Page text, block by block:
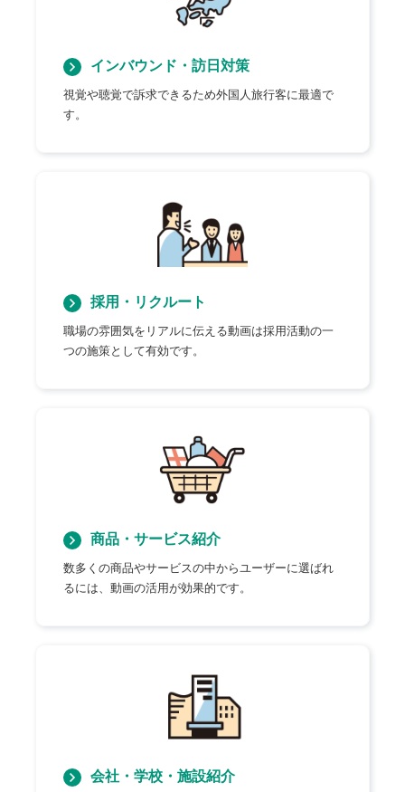
インバウンド・訪日対策
視覚や聴覚で訴求できるため外国人旅行客に最適で
す。
採用・リクルート
職場の雰囲気をリアルに伝える動画は採用活動の一
つの施策として有効です。
商品・サービス紹介
数多くの商品やサービスの中からユーザーに選ばれ
るには、動画の活用が効果的です。
会社・学校・施設紹介